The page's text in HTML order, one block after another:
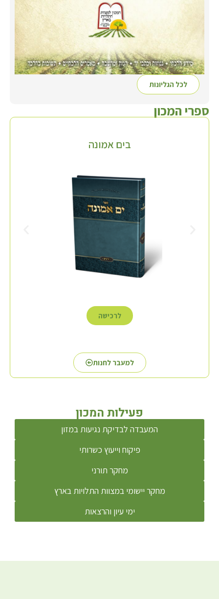
לכל הגליונות
ספרי המכון
בים אמונה
לרכישה
למעבר לחנות
פעילות המכון
המעבדה לבדיקת נגיעות במזון
פיקוח וייעוץ כשרותי
מחקר תורני
מחקר יישומי במצוות התלויות בארץ
ימי עיון והרצאות